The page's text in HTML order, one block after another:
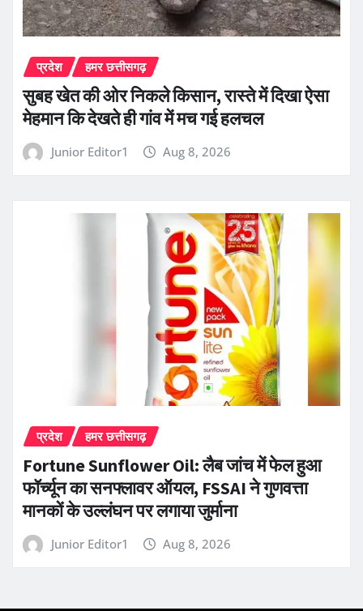
प्रदेश हमर छत्तीसगढ़
सुबह खेत की ओर निकले किसान, रास्ते में दिखा ऐसा
मेहमान कि देखते ही गांव में मच गई हलचल
Junior Editor1 Aug 8, 2026
प्रदेश हमर छत्तीसगढ़
Fortune Sunflower Oil: लैब जांच में फेल हुआ
फॉर्च्यून का सनफ्लावर ऑयल, FSSAI ने गुणवत्ता
मानकों के उल्लंघन पर लगाया जुर्माना
Junior Editor1 Aug 8, 2026